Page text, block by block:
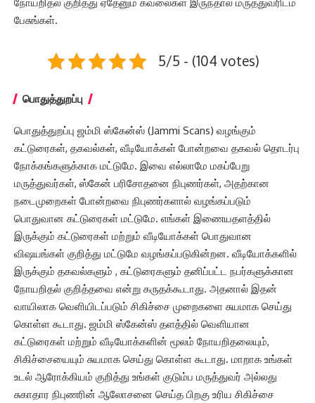
பேசுங்கள்.
5/5 - (104 votes)
பொதுத்துறப்பு
பொதுத்துறப்பு ஜம்மி ஸ்கேன்ஸ் (Jammi Scans) வழங்கும்
கட்டுரைகள், தகவல்கள், வீடியோக்கள் போன்றவை தகவல் தொடர்பு
நோக்கங்களுக்காக மட்டுமே. இவை எல்லாமே மகப்பேறு
மருத்துவர்கள், ஸ்கேன் பரிசோதனை நிபுணர்கள், அதற்கான
நடைமுறைகள் போன்றவை நிபுணர்களால் வழங்கப்படும்
பொதுவான கட்டுரைகள் மட்டுமே. எங்கள் இணையதளத்தில்
இருக்கும் கட்டுரைகள் மற்றும் வீடியோக்கள் பொதுவான
விஷயங்கள் குறித்து மட்டுமே வழங்கப்படுகின்றன. வீடியோக்களில்
இருக்கும் தகவல்களும் , கட்டுரைகளும் தனிப்பட்ட நபர்களுக்கான
நோயறிதல் குறித்தவை என்று கருதக்கூடாது. அதனால் இதன்
வாயிலாக வெளியிடப்படும் சிகிச்சை முறைகளை சுயமாக செய்து
கொள்ள கூடாது. ஜம்மி ஸ்கேன்ஸ் தளத்தில் வெளியான
கட்டுரைகள் மற்றும் வீடியோக்களின் மூலம் நோயறிதலையும்,
சிகிச்சையையும் சுயமாக செய்து கொள்ள கூடாது. மாறாக உங்கள்
உடல் ஆரோக்கியம் குறித்து உங்கள் குடும்ப மருத்துவர் அல்லது
சுகாதார நிபுணரின் ஆலோசனை செய்த பிறகு உரிய சிகிச்சை